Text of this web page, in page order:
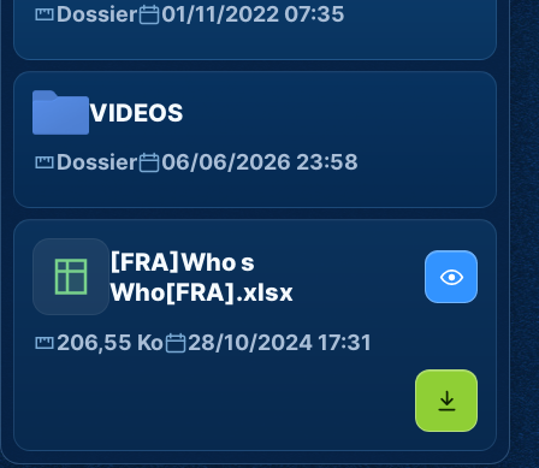
Dossier 01/11/2022 07:35
VIDEOS
Dossier 06/06/2026 23:58
[FRA]Who s
Who[FRA].xlsx
206,55 Ko 28/10/2024 17:31